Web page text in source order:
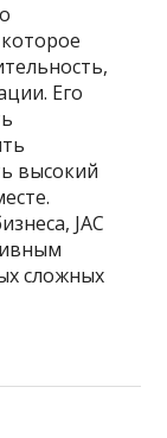
Его
высокий
JAC
сложных